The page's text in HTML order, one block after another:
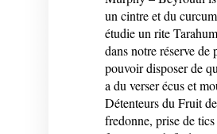
un cintre et du
étudie un rite
dans notre réserve
pouvoir disposer de
a du verser écus et
Détenteurs du Fruit
fredonne, prise de